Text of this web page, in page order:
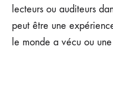
lecteurs ou auditeurs
peut être une
le monde a vécu ou